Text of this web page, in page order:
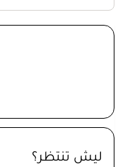
وقيمة على حد سواء
يمكن استخدام لمبات
لتضفي جوا مختلفا على
ليش تنتظر؟